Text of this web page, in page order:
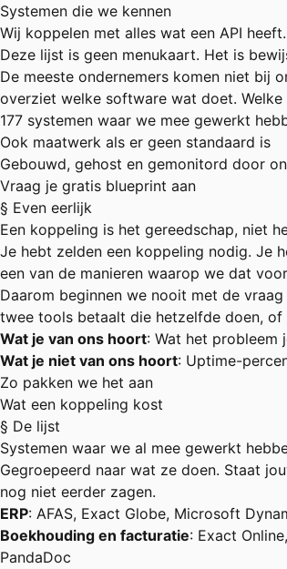
Systemen die we kennen
Wij koppelen met alles wat een API heeft.
Deze lijst is geen menukaart. Het is
De meeste ondernemers komen niet bij
overziet welke software wat doet.
177 systemen waar we mee gewerkt
Ook maatwerk als er geen standaard is
Gebouwd, gehost en gemonitord door
Vraag je gratis blueprint aan
§ Even eerlijk
Een koppeling is het gereedschap, niet
Je hebt zelden een koppeling nodig. Je
een van de manieren waarop we dat
Daarom beginnen we nooit met de
twee tools betaalt die hetzelfde doen,
Wat je van ons hoort: Wat het probleem
Wat je niet van ons hoort: Uptime-
Zo pakken we het aan
Wat een koppeling kost
§ De lijst
Systemen waar we al mee gewerkt
Gegroepeerd naar wat ze doen. Staat
nog niet eerder zagen.
ERP: AFAS, Exact Globe, Microsoft
Boekhouding en facturatie: Exact
PandaDoc